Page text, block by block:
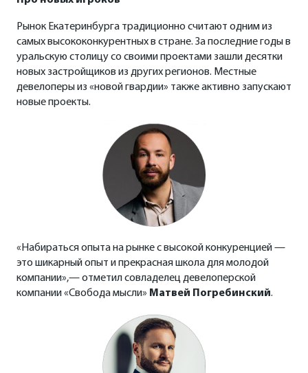
Рынок Екатеринбурга традиционно считают одним из
самых высококонкурентных в стране. За последние годы в
уральскую столицу со своими проектами зашли десятки
новых застройщиков из других регионов. Местные
девелоперы из «новой гвардии» также активно запускают
новые проекты.
«Набираться опыта на рынке с высокой конкуренцией —
это шикарный опыт и прекрасная школа для молодой
компании»,— отметил совладелец девелоперской
компании «Свобода мысли» Матвей Погребинский.